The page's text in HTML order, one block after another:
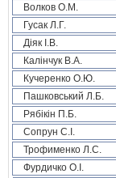
Волков О.М.
Гусак Л.Г.
Діяк І.В.
Калінчук В.А.
Кучеренко О.Ю.
Пашковський Л.Б.
Рябікін П.Б.
Сопрун С.І.
Трофименко Л.С.
Фурдичко О.І.